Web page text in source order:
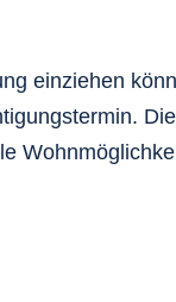
einziehen